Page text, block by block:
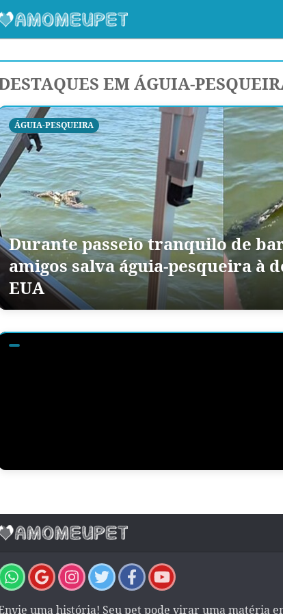
EM ÁGUIA-
ÁGUIA-PESQUEIRA
Durante passeio tranquilo de
amigos salva águia-pesqueira à
EUA
uma história! Seu pet pode virar uma matéria